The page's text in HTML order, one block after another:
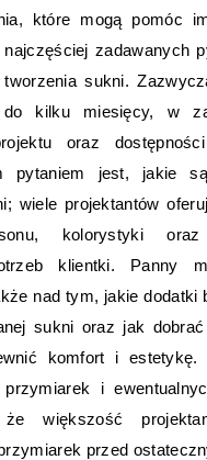
które mogą pomóc
zadawanych
tworzenia sukni.
kilku miesięcy, w
oraz dostępności
pytaniem jest, jakie
wiele projektantów
kolorystyki
klientki. Panny
nad tym, jakie dodatki
sukni oraz jak dobrać
komfort i estetykę.
i
większość
przed